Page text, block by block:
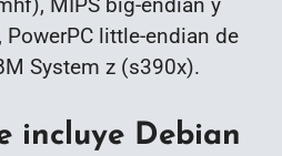
MIPS big-endian y
little-endian de
System z (s390x).
incluye Debian